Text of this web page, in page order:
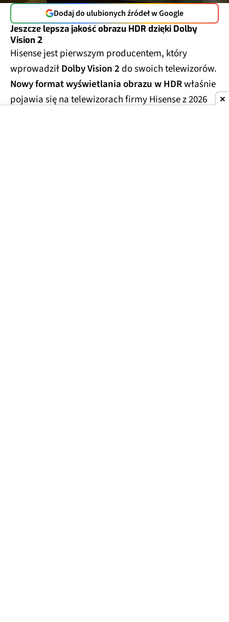
Dodaj do ulubionych źródeł w Google
Jeszcze lepsza jakość obrazu HDR dzięki Dolby
Vision 2
Hisense jest pierwszym producentem, który
wprowadziłDolby Vision 2 do swoich telewizorów.
Nowy format wyświetlania obrazu w HDRwłaśnie
pojawia się na telewizorach firmy Hisense z 2026